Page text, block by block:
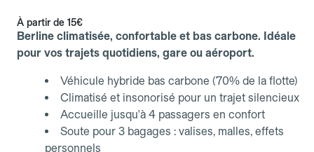
À partir de 15€
Berline climatisée, confortable et bas carbone. Idéale
pour vos trajets quotidiens, gare ou aéroport.
Véhicule hybride bas carbone (70% de la flotte)
Climatisé et insonorisé pour un trajet silencieux
Accueille jusqu'à 4 passagers en confort
Soute pour 3 bagages : valises, malles, effets
personnels